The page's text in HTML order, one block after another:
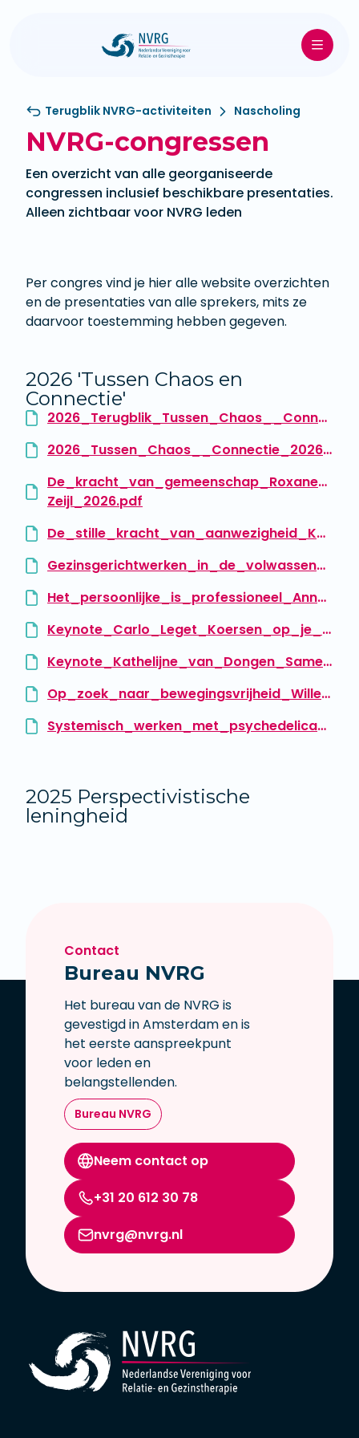
Terugblik NVRG-activiteiten Nascholing
NVRG-congressen
Een overzicht van alle georganiseerde
congressen inclusief beschikbare presentaties.
Alleen zichtbaar voor NVRG leden
Per congres vind je hier alle website overzichten
en de presentaties van alle sprekers, mits ze
daarvoor toestemming hebben gegeven.
2026 'Tussen Chaos en
Connectie'
2026_Terugblik_Tussen_Chaos__Connectie.pdf
2026_Tussen_Chaos__Connectie_2026.pdf
Zeijl_2026.pdf
De_stille_kracht_van_aanwezigheid_Kathelijne_van_Dongen_2026.pdf
Gezinsgerichtwerken_in_de_volwassen_en_jeugd_GGz_theorie_en_praktijk_Christel_Middeldorp__Agnes_Zegwaard_2026.pdf
Het_persoonlijke_is_professioneel_Anna_de_Voogt__Barbara_Wahl_2026.pdf
Keynote_Carlo_Leget_Koersen_op_je_innerlijke_kompas_2026.pdf
Keynote_Kathelijne_van_Dongen_Samen_dragen_samen_helen_in_een_weerbarstige_realiteit_2026.pdf
Op_zoek_naar_bewegingsvrijheid_Willem_Beckers_2026.pdf
Systemisch_werken_met_psychedelica_Jeanine_Souren__Hans_van_Wechem_2026.pdf
2025 Perspectivistische
leningheid
Contact
Bureau NVRG
Het bureau van de NVRG is
gevestigd in Amsterdam en is
het eerste aanspreekpunt
voor leden en
belangstellenden.
Bureau NVRG
Neem contact op
+31 20 612 30 78
nvrg@nvrg.nl